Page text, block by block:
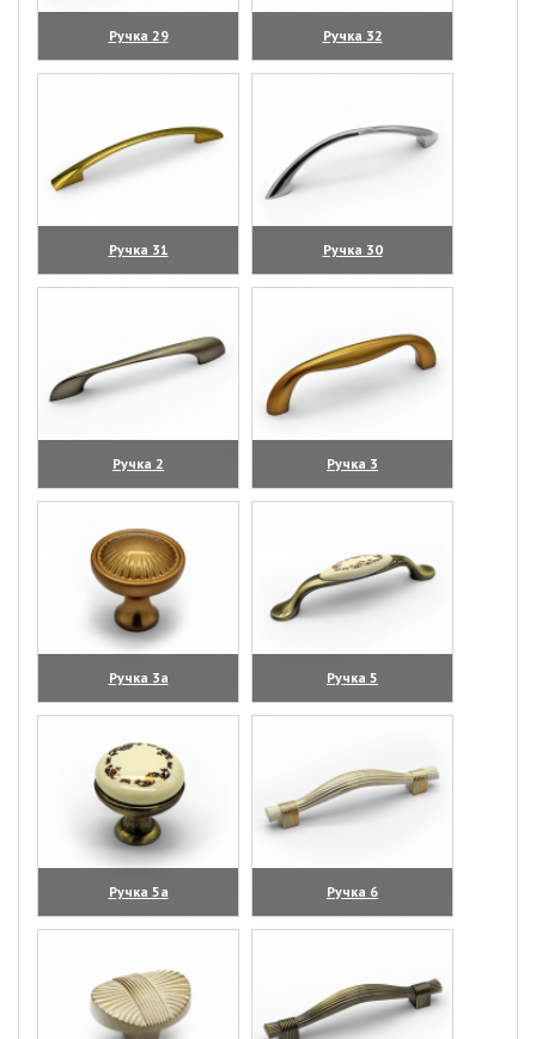
Ручка 29
(увеличить)
Ручка 32
(увеличить)
Ручка 31
(увеличить)
Ручка 30
(увеличить)
Ручка 2
(увеличить)
Ручка 3
(увеличить)
Ручка 3а
(увеличить)
Ручка 5
(увеличить)
Ручка 5а
(увеличить)
Ручка 6
(увеличить)